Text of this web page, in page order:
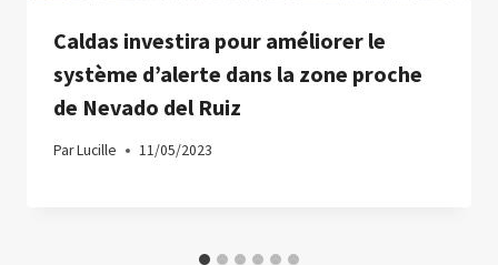
Caldas investira pour améliorer le
système d’alerte dans la zone proche
de Nevado del Ruiz
ParLucille 11/05/2023